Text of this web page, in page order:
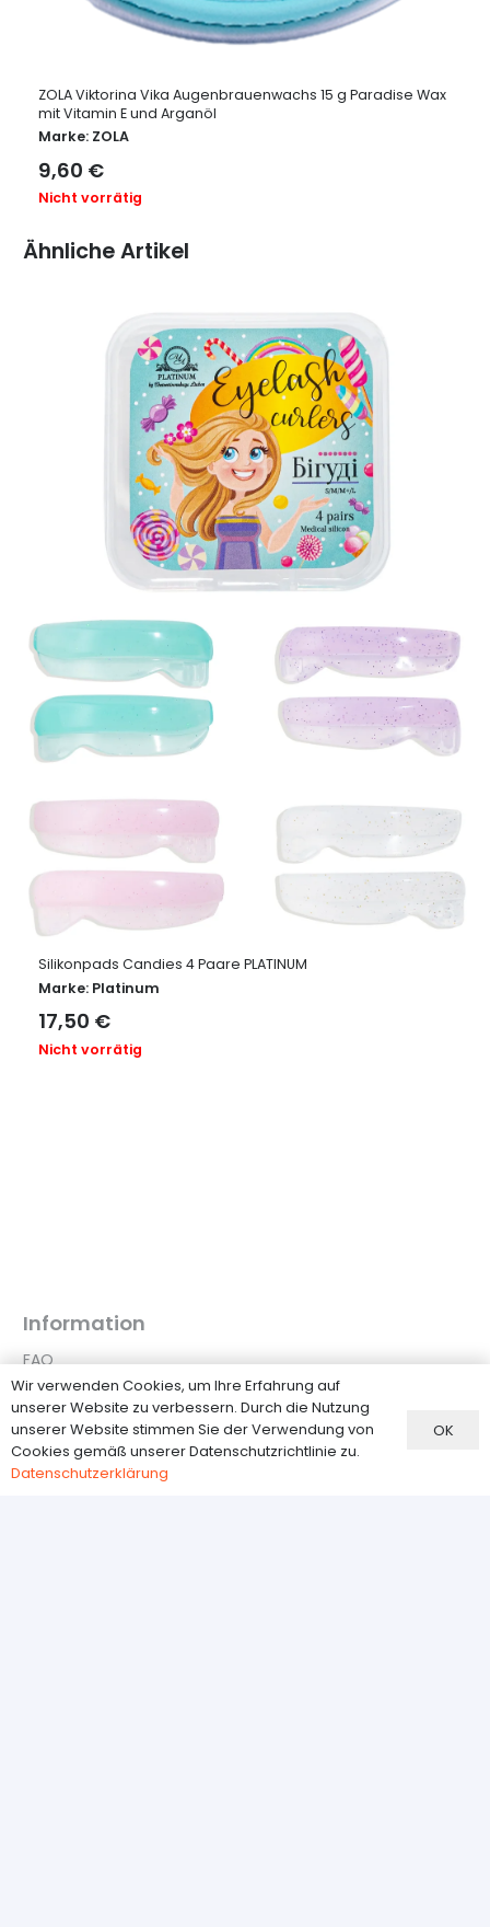
ZOLA Viktorina Vika Augenbrauenwachs 15 g Paradise Wax
mit Vitamin E und Arganöl
Marke: ZOLA
9,60 €
Nicht vorrätig
Ähnliche Artikel
Silikonpads Candies 4 Paare PLATINUM
Marke: Platinum
17,50 €
Nicht vorrätig
Information
FAQ
Versand
Zahlungsmethoden
Widerrufsbelehrung
Wir verwenden Cookies, um Ihre Erfahrung auf
unserer Website zu verbessern. Durch die Nutzung
unserer Website stimmen Sie der Verwendung von
Cookies gemäß unserer Datenschutzrichtlinie zu.
Datenschutzerklärung
OK